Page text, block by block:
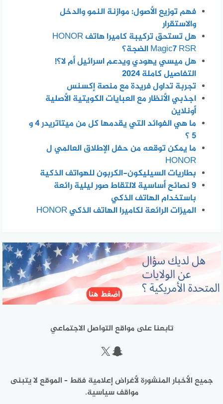
فهم توزيع الأصول: موازنة النمو والدخل
والاستقرار
هل تستحق تركيبة كاميرا هاتف HONOR
Magic7 RSR الضجة؟
هل ميسي يهودي ويدعم اسرائيل أم لا؟!
التفاصيل كاملة 2024
تجربة تداول فريدة مع منصة إكسنس
اجذبي الأنظار مع العبايات الكويتية الأصلية
أونلاين
ما هي الفوائد التي يقدمها كل من ميتاتريدر 4 و
5 ؟
ما يمكن توقعه من حفل الإطلاق العالمي ل
HONOR
بطاريات السيليكون-الكربون للهواتف الذكية
٩ نصائح أساسية لالتقاط صور ليلية رائعة
باستخدام الهاتف الذكي
الميزات الرائعة لكاميرا الهاتف الذكي HONOR
تابعنا على مواقع التواصل الاجتماعي
سناب شات
إكس
جميع الأخبار المنشورة لأغراض إعلامية فقط – الموقع لا يتبنى
مواقف سياسية.